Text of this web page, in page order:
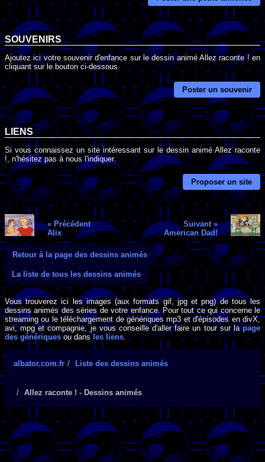
SOUVENIRS
Ajoutez ici votre souvenir d'enfance sur le dessin animé Allez raconte ! en
cliquant sur le bouton ci-dessous.
Poster un souvenir
LIENS
Si vous connaissez un site intéressant sur le dessin animé Allez raconte
!, n'hésitez pas à nous l'indiquer.
Proposer un site
« Précédent
Alix
Suivant »
American Dad!
Retour à la page des dessins animés
La liste de tous les dessins animés
Vous trouverez ici les images (aux formats gif, jpg et png) de tous les
dessins animés des séries de votre enfance. Pour tout ce qui concerne le
streaming ou le téléchargement de génériques mp3 et d'épisodes en divX,
avi, mpg et compagnie, je vous conseille d'aller faire un tour sur lapage
des génériques ou dansles liens.
albator.com.fr Liste des dessins animés
Allez raconte ! - Dessins animés